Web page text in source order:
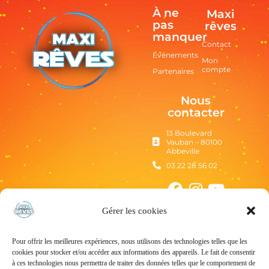
Gérer les cookies
Pour offrir les meilleures expériences, nous utilisons des technologies telles que les
cookies pour stocker et/ou accéder aux informations des appareils. Le fait de consentir
à ces technologies nous permettra de traiter des données telles que le comportement de
À ne
pas
manquer
Événements
Partenaires
Maxi
rêves
Contact
Mon
compte
Nous
contacter
13 Boulevard
Vauban – 80100
Abbeville
03 22 28 56 02